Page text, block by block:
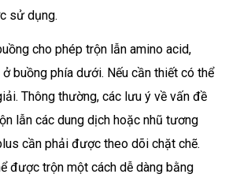
sử dụng.
cho phép trộn lẫn amino acid,
buồng phía dưới. Nếu cần thiết có thể
Thông thường, các lưu ý về vấn đề
lẫn các dung dịch hoặc nhũ tương
cần phải được theo dõi chặt chẽ.
được trộn một cách dễ dàng bằng